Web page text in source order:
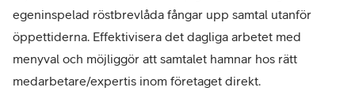
egeninspelad röstbrevlåda fångar upp samtal utanför
öppettiderna. Effektivisera det dagliga arbetet med
menyval och möjliggör att samtalet hamnar hos rätt
medarbetare/expertis inom företaget direkt.